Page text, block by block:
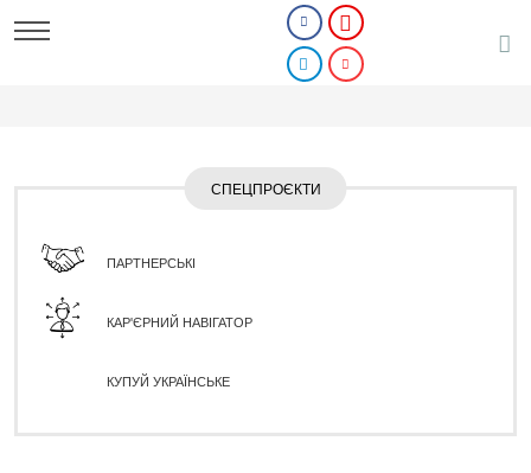
СПЕЦПРОЄКТИ
ПАРТНЕРСЬКІ
КАР'ЄРНИЙ НАВІГАТОР
КУПУЙ УКРАЇНСЬКЕ